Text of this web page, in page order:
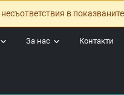
в
Контакти
За нас